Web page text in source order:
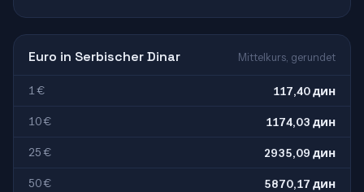
Euro in Serbischer Dinar Mittelkurs, gerundet
1 € 117,40 дин
10 € 1174,03 дин
25 € 2935,09 дин
50 € 5870,17 дин